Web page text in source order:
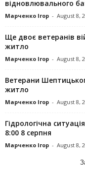
відновлювального
Марченко Ігор - August 8,
Ще двоє ветеранів
житло
Марченко Ігор - August 8,
Ветерани
житло
Марченко Ігор - August 8,
Гідрологічна
8:00 8 серпня
Марченко Ігор - August 8,